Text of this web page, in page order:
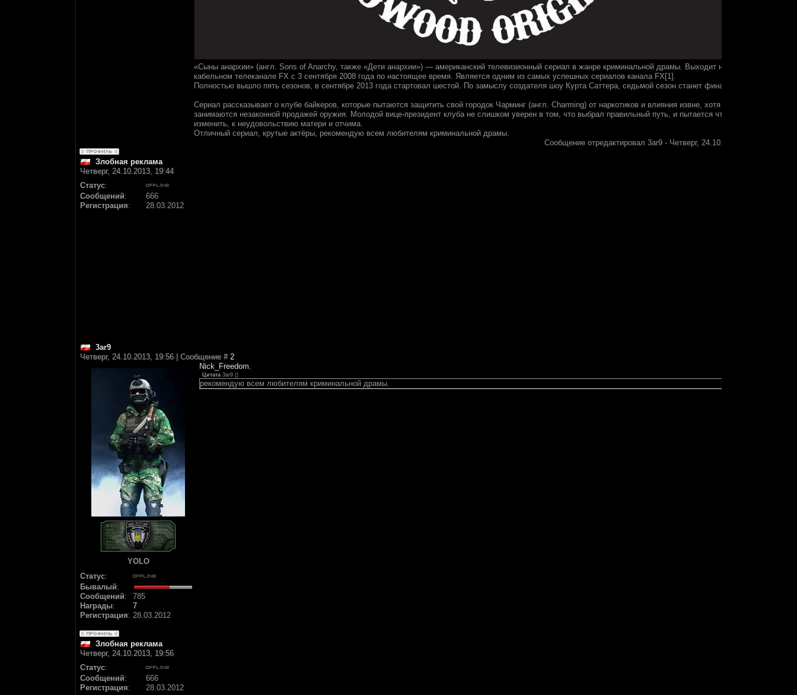
«Сыны анархии» (англ. Sons of Anarchy, также «Дети анархии») — американский телевизионный сериал в жанре криминальной драмы. Выходит на
кабельном телеканале FX с 3 сентября 2008 года по настоящее время. Является одним из самых успешных сериалов канала FX[1].
Полностью вышло пять сезонов, в сентябре 2013 года стартовал шестой. По замыслу создателя шоу Курта Саттера, седьмой сезон станет финальным
Сериал рассказывает о клубе байкеров, которые пытаются защитить свой городок Чарминг (англ. Charming) от наркотиков и влияния извне, хотя сами
занимаются незаконной продажей оружия. Молодой вице-президент клуба не слишком уверен в том, что выбрал правильный путь, и пытается что-то
изменить, к неудовольствию матери и отчима.
Отличный сериал, крутые актёры, рекомендую всем любителям криминальной драмы.
Сообщение отредактировал 3ar9 - Четверг, 24.10.2013, 19:45
Злобная реклама
Четверг, 24.10.2013, 19:44
Статус:
Сообщений:
666
Регистрация: 28.03.2012
3ar9
Четверг, 24.10.2013, 19:56 | Сообщение # 2
YOLO
Статус:
Бывалый:
Сообщений:
785
Награды:
7
Регистрация: 28.03.2012
Nick_Freedom,
Цитата 3ar9 ()
рекомендую всем любителям криминальной драмы.
Злобная реклама
Четверг, 24.10.2013, 19:56
Статус:
Сообщений:
666
Регистрация: 28.03.2012